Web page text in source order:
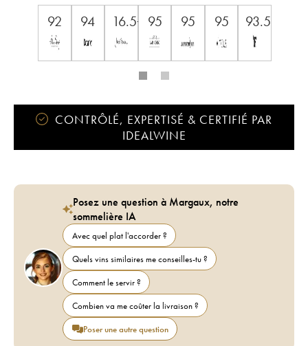
92 94 16.5++95 95 95 93.5
CONTRÔLÉ, EXPERTISÉ & CERTIFIÉ PAR
IDEALWINE
Posez une question à Margaux, notre
sommelière IA
Avec quel plat l'accorder ?
Quels vins similaires me conseilles-tu ?
Comment le servir ?
Combien va me coûter la livraison ?
Poser une autre question